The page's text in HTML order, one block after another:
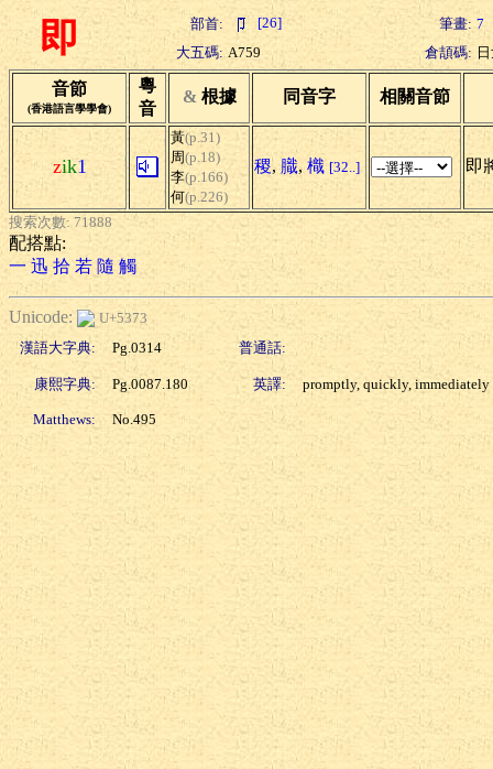
即 部首: [26] 筆畫: 7
大五碼: A759 倉頡碼:
音節
(香港語言學學會)
粵
音
& 根據 同音字 相關音節
zik1
黃(p.31)
周(p.18)
李(p.166)
何(p.226)
稷, 膱, 樴 [32..] 即
搜索次數: 71888
配搭點:
一 迅 拾 若 隨 觸
Unicode:
U+5373
漢語大字典:
Pg.0314 普通話:
康熙字典: Pg.0087.180 英譯: promptly, quickly, immediately
Matthews: No.495